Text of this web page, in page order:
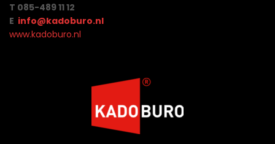
T 085-489 11 12
E info@kadoburo.nl
www.kadoburo.nl